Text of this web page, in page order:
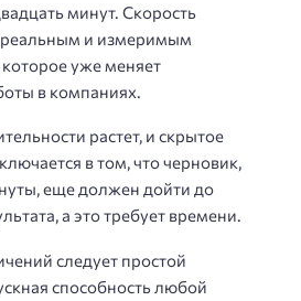
минут. Скорость
реальным и измеримым
уже меняет
в компаниях.
растет, и скрытое
в том, что черновик,
еще должен дойти до
а это требует времени.
следует простой
способность любой